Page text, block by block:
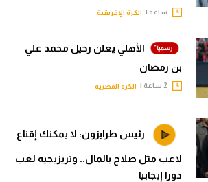
ساعة | الكرة الإفريقية
الأهلي يعلن رحيل محمد علي
بن رمضان
الكرة المصرية
رئيس طرابزون: لا يمكنك إقناع
لاعب مثل صلاح بالمال.. وتريزيجيه لعب
دورا إيجابيا